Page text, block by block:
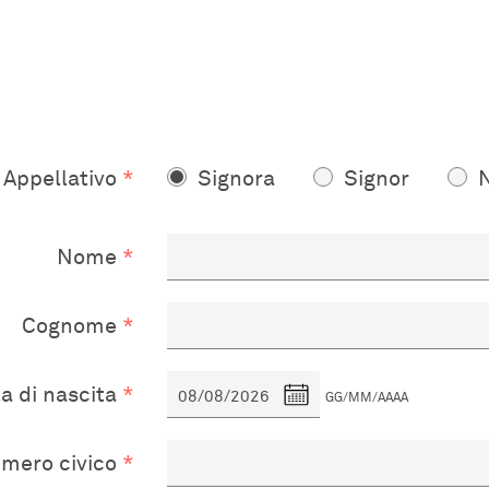
Appellativo Signora Signor
Nome
Cognome
di nascita GG/MM/AAAA
civico